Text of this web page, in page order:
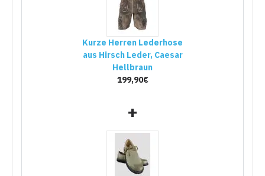
Kurze Herren Lederhose
aus Hirsch Leder, Caesar
Hellbraun
199,90€
+